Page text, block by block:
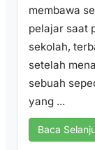
membawa
pelajar saat
sekolah,
setelah
sebuah
yang ...
Baca